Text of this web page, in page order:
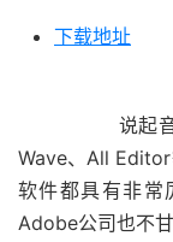
下载地址
说起音频处
Wave、All
软件都具有非常
Adobe公司也不